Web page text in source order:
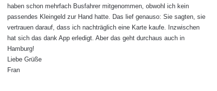
haben schon mehrfach Busfahrer mitgenommen, obwohl ich kein
passendes Kleingeld zur Hand hatte. Das lief genauso: Sie sagten, sie
vertrauen darauf, dass ich nachträglich eine Karte kaufe. Inzwischen
hat sich das dank App erledigt. Aber das geht durchaus auch in
Hamburg!
Liebe Grüße
Fran